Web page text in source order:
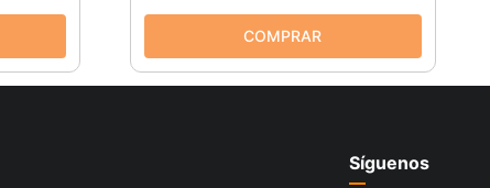
Síguenos